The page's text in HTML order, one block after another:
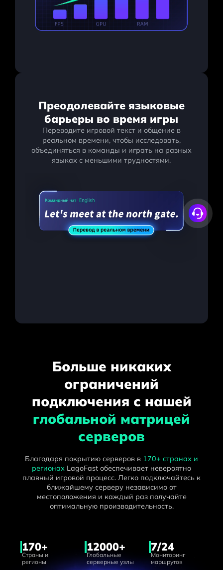
Преодолевайте языковые
барьеры во время игры
Переводите игровой текст и общение в
реальном времени, чтобы исследовать,
объединяться в команды и играть на разных
языках с меньшими трудностями.
Больше никаких
ограничений
подключения с нашей
глобальной матрицей
серверов
Благодаря покрытию серверов в 170+ странах и
регионах LagoFast обеспечивает невероятно
плавный игровой процесс. Легко подключайтесь к
ближайшему серверу независимо от
местоположения и каждый раз получайте
оптимальную производительность.
170+
Страны и
регионы
12000+
Глобальные
серверные узлы
7/24
Мониторинг
маршрутов